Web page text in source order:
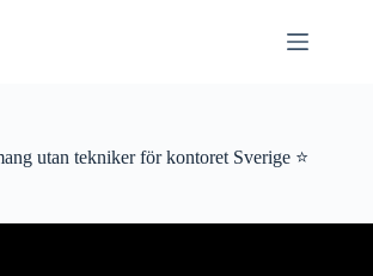
utan tekniker för kontoret Sverige ⭐